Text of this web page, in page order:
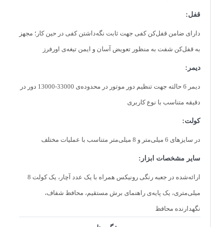
– دسته های نرم و لاستیکی راحت جهت تعادل و کنترل عالی حتی در
– صفحه پایه پلاستیکی قابل تعویض جهت محافظت از پایه و حرکت
– دارای سیستم قفل ساده و کارآمد
سوراخ و برش، زه‌وار، شکل دادن به لبه، تراش قطعات و …
– مجهز به قفل شفت برای تعویض آسان و ایمن تیغه ها
قفل:
دارای ضامن قفل‌کن کفی جهت ثابت نگه‌داشتن کفی در حین کار؛ مجهز
به قفل‌کن شفت به منظور تعویض آسان و ایمن تیغه‌ی اورفرز
دیمر:
دیمر 6 حالته جهت تنظیم دور موتور در محدوده‌ی 33000-13000 دور در
دقیقه متناسب با نوع کاربری
کولت:
در سایزهای 6 میلی‌متر و 8 میلی‌متر متناسب با عملیات مختلف
سایر مشخصات ابزار:
ارائه‌شده در جعبه رنگی رونیکس همراه با یک عدد آچار، یک کولت 8
میلی‌متری، یک پایه‌ی راهنمای برش مستقیم، محافظ شفاف،
نگهدارنده‌ محافظ